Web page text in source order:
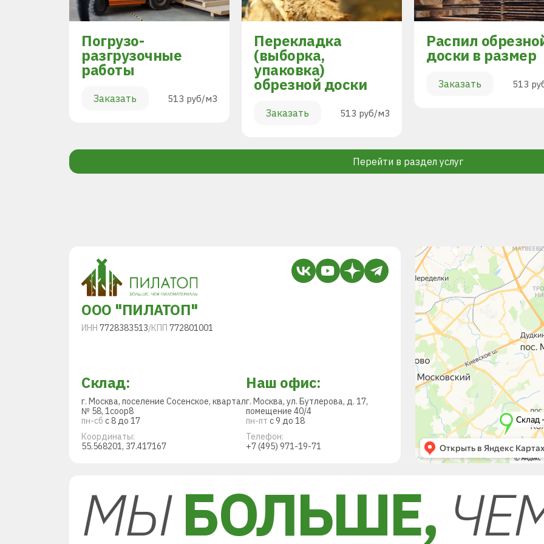
Погрузо-
разгрузочные
работы
Заказать 513 руб/м3
Перекладка
(выборка,
упаковка)
обрезной доски
Заказать 513 руб/м3
Распил
доски в размер
Заказать 513
Перейти в раздел услуг
ООО "ПИЛАТОП"
ИНН 7728383513/КПП 772801001
Склад:
г. Москва, поселение Сосенское, квартал
№ 58, 1соор8
пн-сб с 8 до 17
Координаты:
55.568201, 37.417167
Наш офис:
г. Москва, ул. Бутлерова, д. 17,
помещение 40/4
пн-пт с 9 до 18
Телефон:
+7 (495) 971-19-71
МЫБОЛЬШЕ,